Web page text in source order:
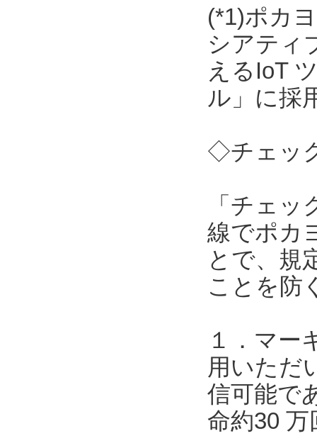
(*1)ポカ
シアティ
えるIoT
ル」に採
◇チェッ
「チェ
線でポカ
とで、規
ことを防
１．マー
用いただ
信可能で
命約30